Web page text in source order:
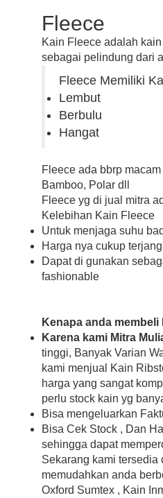
Fleece
Kain Fleece adalah
sebagai pelindung dari
Fleece Memiliki
Lembut
Berbulu
Hangat
Fleece ada bbrp
Bamboo, Polar dll
Fleece yg di jual mitra
Kelebihan Kain Fleece
Untuk menjaga suhu
Harga nya cukup
Dapat di gunakan
fashionable
Kenapa anda membeli
Karena kami Mitra
tinggi, Banyak Varian
kami menjual Kain
harga yang sangat
perlu stock kain yg
Bisa mengeluarkan
Bisa Cek Stock , Dan
sehingga dapat
Sekarang kami tersedia
memudahkan anda
Oxford Sumtex , Kain